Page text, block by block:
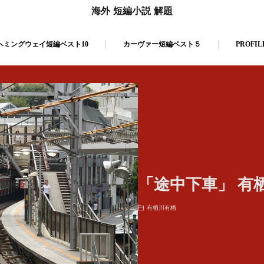
海外 短編小説 解題
ミングウェイ短編ベスト10 カーヴァー短編ベスト５
「途中下車」 有
有栖川有栖